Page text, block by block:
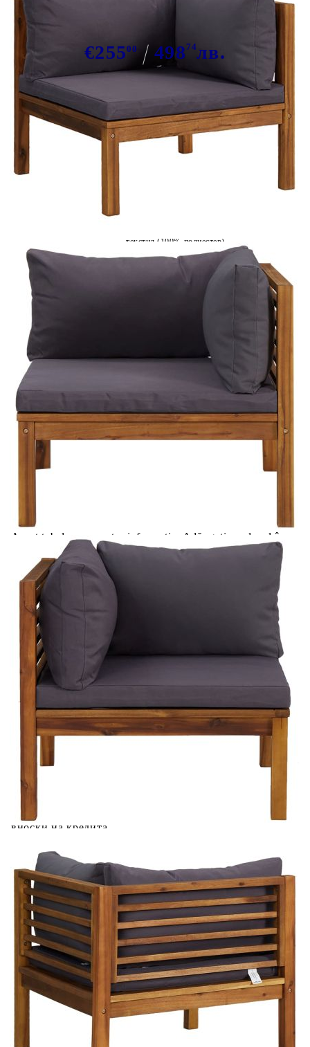
възглавници, акация масив
€25500 49874лв.
В наличност: 108 бр.
Време за доставка: 5 до 9 дни
текстил (100% полиестер)
Размери:
69 x 69 x 62,5 см (Ш x Д x В)
EAN code:
Цвят на възглавницата:
Дебелина на
възглавницата за сядане:
възглавницата за
облягане:
Купи на изплащане
Credit calculator
Ъглови дивани, 2 бр, тъмносиви възглавници, акация
масив
Please select credit institution
Цена на продукта:
Extraction of information from credit institutions
Предоставената таблица е с информационна цел.
Acest tabel are caracter informativ. Adăugați produsul în
coșul de cumpărături unde veți putea selecta detaliile
cererii de creditare.
Предоставената таблица е с информационна цел.
Добавете продукта в количката си с бутона "Добави в
количката" и при поръчка ще можете да изберете броя
вноски на кредита.
Предоставената таблица е с информационна цел.
Добавете продукта в количката си с бутона "Добави в
количката" и при поръчка ще можете да изберете броя
вноски на кредита.
Предоставената таблица е с информационна цел.
Добавете продукта в количката си с бутона "Добави в
количката" и при поръчка ще можете да изберете броя
вноски на кредита.
Предоставената таблица е с информационна цел.
Добавете продукта в количката си с бутона "Добави в
количката" и при поръчка ще можете да изберете броя
вноски на кредита.
Когато плащате с NewPay, всъщност NewPay плаща
поръчката Ви вместо Вас. Вие я получавате и
разполагате с три начина да я платите към тях:
Отложено до 30 дни от момента на изпращане на
поръчката без оскъпяване. За покупки на стойност до
400 лв. / €204,52
Плащане на 4 вноски. Заплащате 20% от стойността на
поръчката си на момента с карта. Останалата сума се
разделя на 3 равни месечни вноски без оскъпяване. За
покупки на стойност до 1000 лв. / €511.31
Плащане на 6 вноски. Стойността на поръчката се
разпределя в 6 равни месечни вноски с оскъпяване. За
покупки на стойност до 2000 лв. / €1022.61